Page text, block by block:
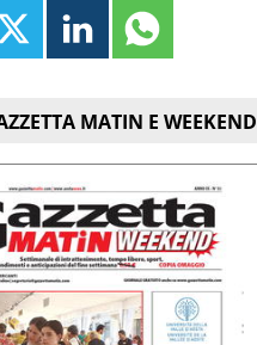
MATIN E WEEKEND